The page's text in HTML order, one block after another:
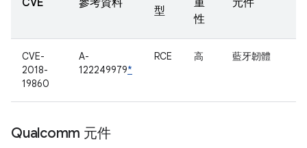
CVE 參考資料
型
重
性
元件
CVE-
2018-
19860
A-
122249979*
RCE 高 藍牙韌體
Qualcomm 元件